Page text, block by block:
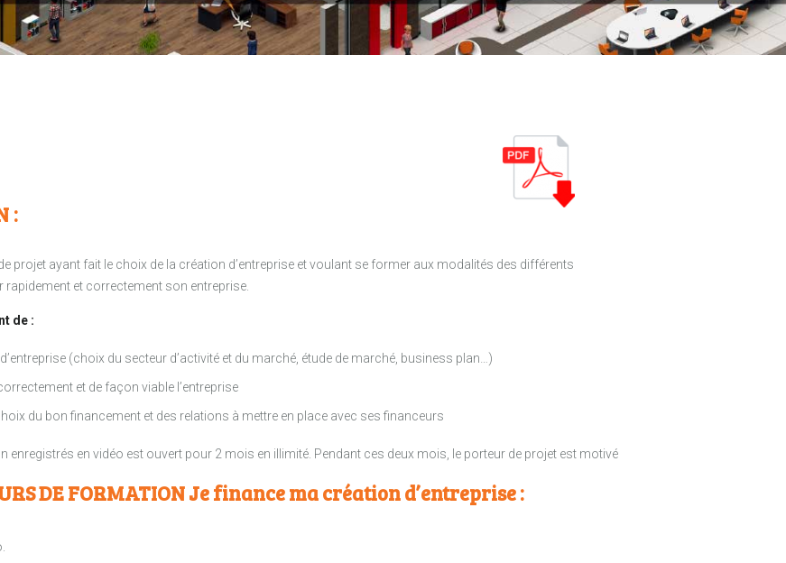
:
projet ayant fait le choix de la création d’entreprise et voulant se former aux modalités des différents
et correctement son entreprise.
de :
(choix du secteur d’activité et du marché, étude de marché, business plan…)
et de façon viable l’entreprise
du bon financement et des relations à mettre en place avec ses financeurs
enregistrés en vidéo est ouvert pour 2 mois en illimité. Pendant ces deux mois, le porteur de projet est motivé
DE FORMATION Je finance ma création d’entreprise :